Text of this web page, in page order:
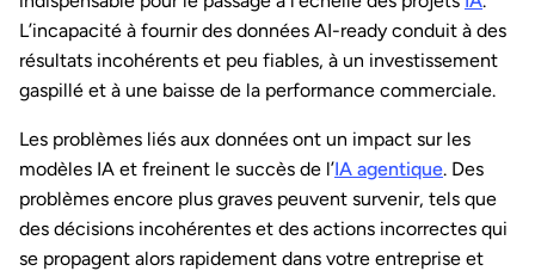
L’incapacité à fournir des données AI-ready conduit à des
résultats incohérents et peu fiables, à un investissement
gaspillé et à une baisse de la performance commerciale.
Les problèmes liés aux données ont un impact sur les
modèles IA et freinent le succès de l’IA agentique. Des
problèmes encore plus graves peuvent survenir, tels que
des décisions incohérentes et des actions incorrectes qui
se propagent alors rapidement dans votre entreprise et